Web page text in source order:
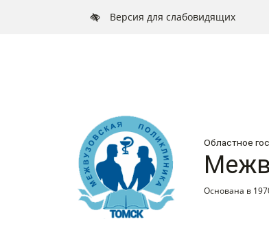
Версия для слабовидящих
Областное
Основана в